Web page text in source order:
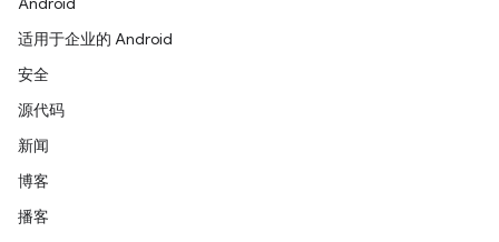
适用于企业的 Android
安全
源代码
新闻
博客
播客